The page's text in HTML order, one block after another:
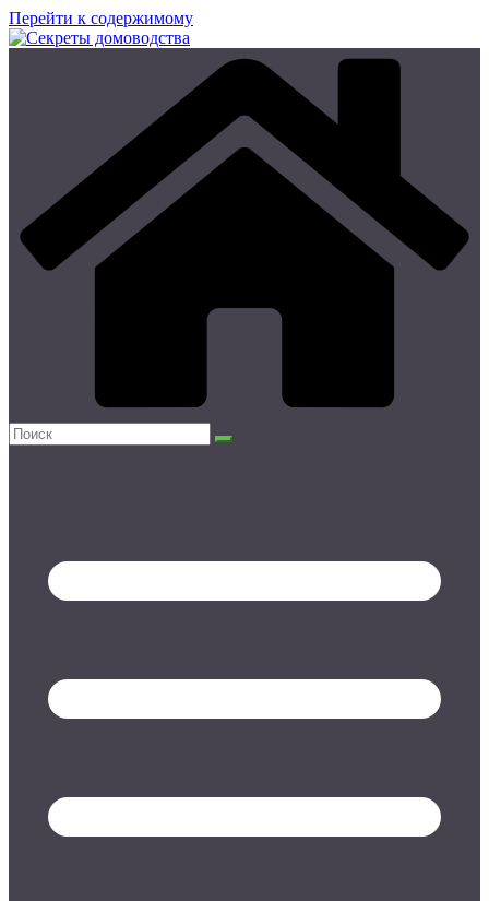
Перейти к содержимому